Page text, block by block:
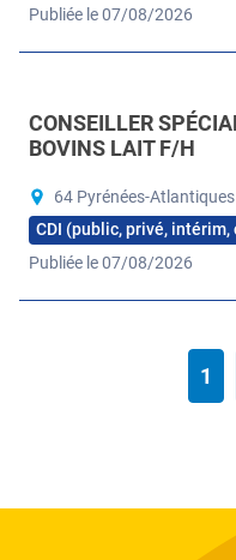
Publiée le 07/08/2026
CONSEILLER
BOVINS LAIT F/H
64 Pyrénées-Atlantiques
CDI (public, privé, intérim,
Publiée le 07/08/2026
1